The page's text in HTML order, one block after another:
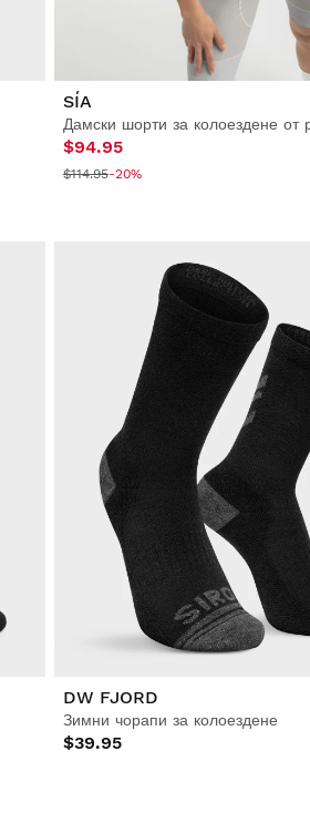
SÍA
$94.95
$114.95-20%
DW FJORD
Зимни чорапи за колоездене
$39.95